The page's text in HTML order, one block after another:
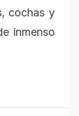
cochas y
inmenso